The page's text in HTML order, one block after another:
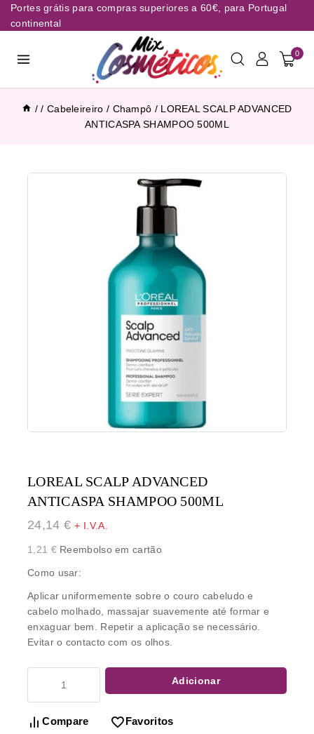
Portes grátis para compras superiores a 60€, para Portugal
continental
0
/ / Cabeleireiro / Champô / LOREAL SCALP ADVANCED
ANTICASPA SHAMPOO 500ML
LOREAL SCALP ADVANCED
ANTICASPA SHAMPOO 500ML
24,14 € + I.V.A.
1,21 €Reembolso em cartão
Como usar:
Aplicar uniformemente sobre o couro cabeludo e
cabelo molhado, massajar suavemente até formar e
enxaguar bem. Repetir a aplicação se necessário.
Evitar o contacto com os olhos.
Adicionar
Compare Favoritos